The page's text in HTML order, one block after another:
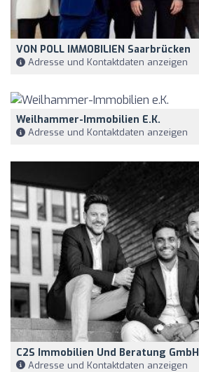
VON POLL IMMOBILIEN Saarbrücken
Adresse und Kontaktdaten anzeigen
Weilhammer-Immobilien E.K.
Adresse und Kontaktdaten anzeigen
C2S Immobilien Und Beratung GmbH
Adresse und Kontaktdaten anzeigen